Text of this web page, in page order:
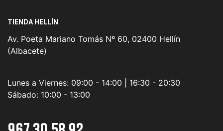
TIENDA HELLÍN
Av. Poeta Mariano Tomás Nº 60, 02400 Hellín
(Albacete)
Lunes a Viernes: 09:00 - 14:00 | 16:30 - 20:30
Sábado: 10:00 - 13:00